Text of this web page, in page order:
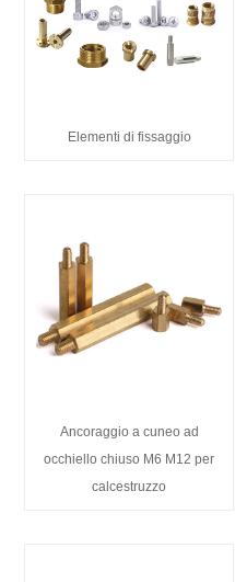
Elementi di fissaggio
Ancoraggio a cuneo ad
occhiello chiuso M6 M12 per
calcestruzzo